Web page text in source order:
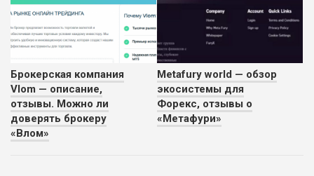
Брокерская компания
Vlom — описание,
отзывы. Можно ли
доверять брокеру
«Влом»
Metafury world — обзор
экосистемы для
Форекс, отзывы о
«Метафури»